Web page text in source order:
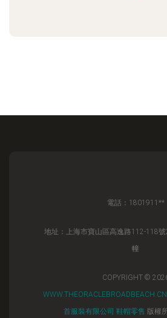
電話：1801911**
地址：上海市寶山區高逸路112-118號2
幢
COPYRIGHT ©
WWW.THEORACLEBROADBEACH.CN
首服裝有限公司 鞋帽零售 版權